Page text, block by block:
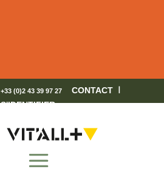
+33 (0)2 43 39 97 27 CONTACT I
S'IDENTIFIER